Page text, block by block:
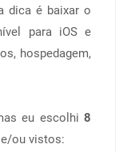
dica é baixar o
para iOS e
hospedagem,
eu escolhi8
ou vistos: